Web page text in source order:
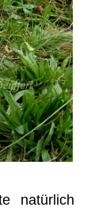
natürlich